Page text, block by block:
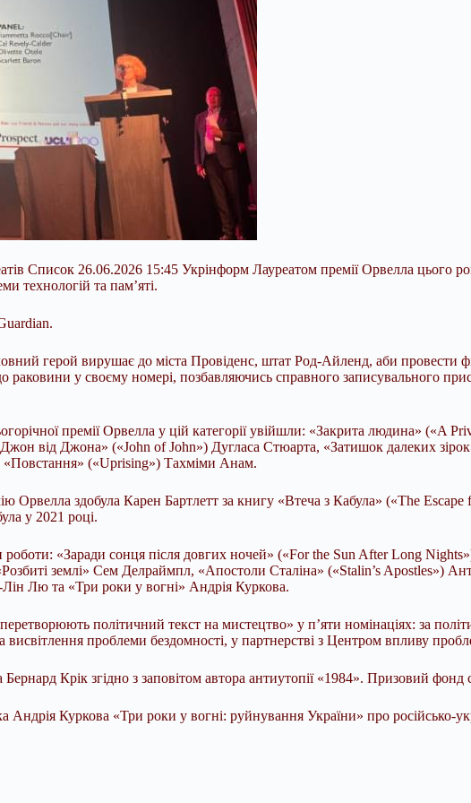
Список 26.06.2026 15:45 Укрінформ Лауреатом премії Орвелла цього
технологій та пам’яті.
герой вирушає до міста Провіденс, штат Род-Айленд, аби провести
раковини у своєму номері, позбавляючись справного записувального
премії Орвелла у цій категорії увійшли: «Закрита людина» («A
від Джона» («John of John») Дугласа Стюарта, «Затишок далеких
«Повстання» («Uprising») Тахміми Анам.
Орвелла здобула Карен Бартлетт за книгу «Втеча з Кабула» («The
у 2021 році.
роботи: «Заради сонця після довгих ночей» («For the Sun After Long
землі» Сем Делраймпл, «Апостоли Сталіна» («Stalin’s Apostles»)
Лю та «Три роки у вогні» Андрія Куркова.
політичний текст на мистецтво» у п’яти номінаціях: за
висвітлення проблеми бездомності, у партнерстві з Центром впливу
Крік згідно з заповітом автора антиутопії «1984». Призовий фонд
Куркова «Три роки у вогні: руйнування України» про російсько-